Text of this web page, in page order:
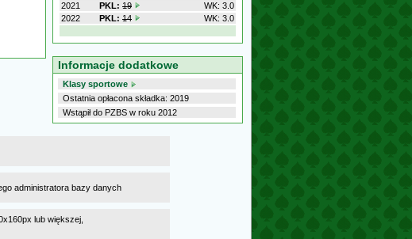
2021
PKL: 19
WK: 3.0
2022
PKL: 14 WK: 3.0
Informacje dodatkowe
Klasy sportowe
Ostatnia opłacona składka: 2019
Wstąpił do PZBS w roku 2012
administratora bazy danych
lub większej,